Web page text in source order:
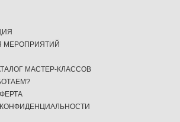
МЕРОПРИЯТИЙ
МАСТЕР-КЛАССОВ